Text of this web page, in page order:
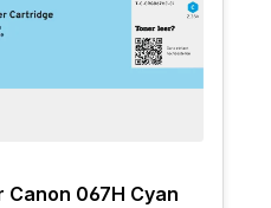
067H Cyan